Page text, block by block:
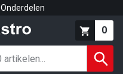
Onderdelen
0